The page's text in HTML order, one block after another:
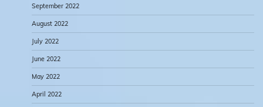
September 2022
August 2022
July 2022
June 2022
May 2022
April 2022